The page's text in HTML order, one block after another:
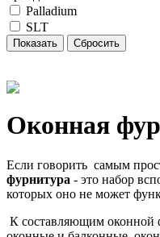
Palladium
SLT
Оконная
Если говорить самым
фурнитура - это набор
которых оно не может
К составляющим оконной